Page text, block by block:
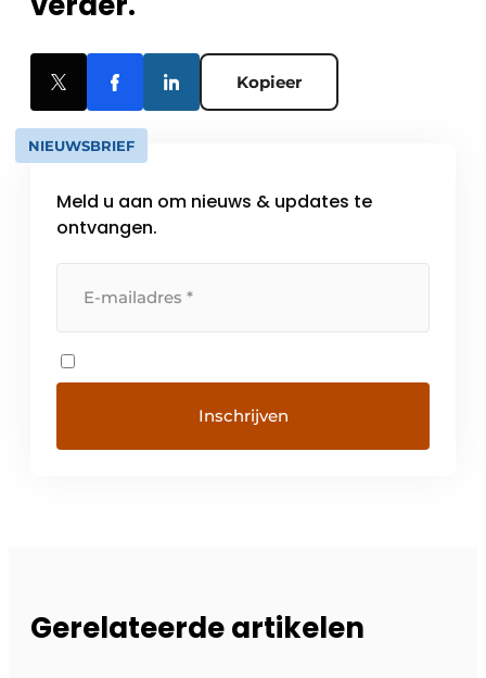
Kopieer
NIEUWSBRIEF
Meld u aan om nieuws & updates te
ontvangen.
Gerelateerde artikelen